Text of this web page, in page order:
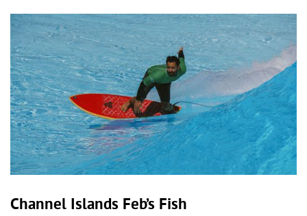
Channel Islands Feb’s Fish